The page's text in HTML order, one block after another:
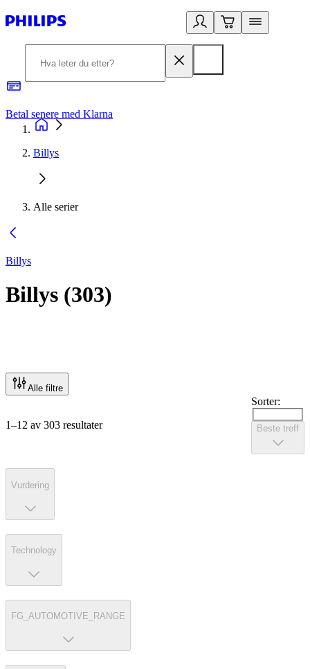
Betal senere med Klarna
Billys
Alle serier
Billys
Billys (303)
Alle filtre
1–12 av 303 resultater
Sorter:
Beste treff
Vurdering
Technology
FG_AUTOMOTIVE_RANGE